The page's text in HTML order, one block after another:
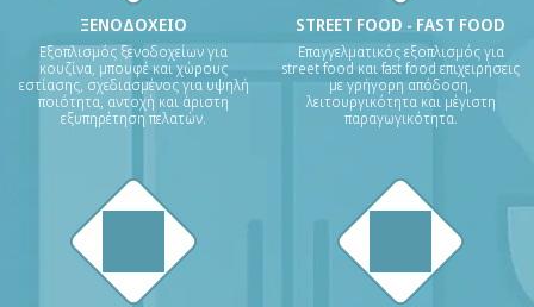
ΞΕΝΟΔΟΧΕΙΟ
Εξοπλισμός ξενοδοχείων για
κουζίνα, μπουφέ και χώρους
εστίασης, σχεδιασμένος για υψηλή
ποιότητα, αντοχή και άριστη
εξυπηρέτηση πελατών.
STREET FOOD - FAST FOOD
Επαγγελματικός εξοπλισμός για
street food και fast food επιχειρήσεις
με γρήγορη απόδοση,
λειτουργικότητα και μέγιστη
παραγωγικότητα.